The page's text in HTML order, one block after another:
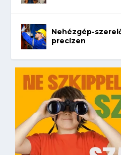
Nehézgép-
precízen